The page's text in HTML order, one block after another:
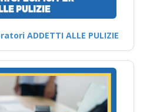
ADDETTI ALLE PULIZIE